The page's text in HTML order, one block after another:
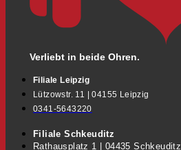
Verliebt in beide Ohren.
Filiale Leipzig
Lützowstr. 11 | 04155 Leipzig
0341-5643220
Filiale Schkeuditz
Rathausplatz 1 | 04435 Schkeuditz